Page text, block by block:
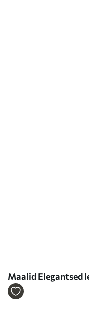
Maalid Elegantsed
s36646